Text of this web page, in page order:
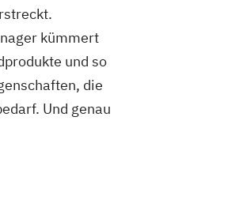
kümmert
und so
die
Und genau